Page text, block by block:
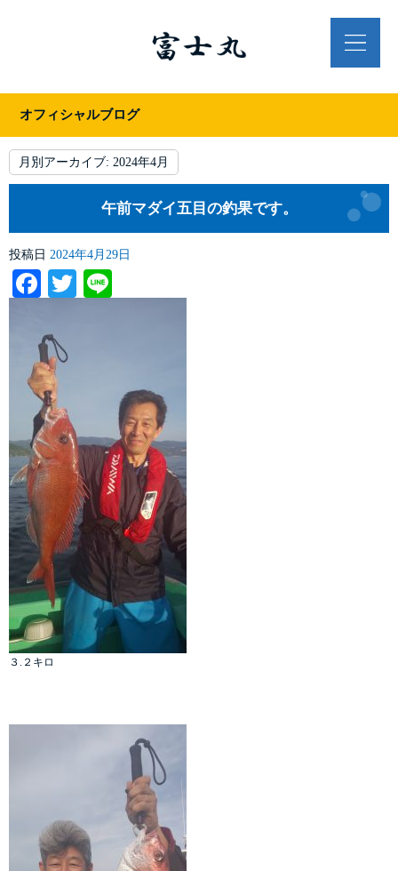
オフィシャルブログ
月別アーカイブ: 2024年4月
午前マダイ五目の釣果です。
投稿日 2024年4月29日
Facebook
Twitter
３.２キロ